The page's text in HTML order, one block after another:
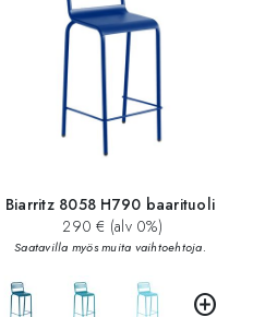
Biarritz 8058 H790 baarituoli
290 € (alv 0%)
Saatavilla myös muita vaihtoehtoja.
add_circle